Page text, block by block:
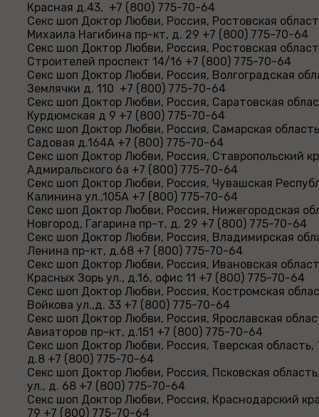
Красная д.43, +7 (800) 775-70-64
Секс шоп Доктор Любви, Россия, Ростовская
Михаила Нагибина пр-кт, д. 29 +7 (800) 775-70-64
Секс шоп Доктор Любви, Россия, Ростовская
Строителей проспект 14/16 +7 (800) 775-70-64
Секс шоп Доктор Любви, Россия, Волгоградская
Землячки д. 110 +7 (800) 775-70-64
Секс шоп Доктор Любви, Россия, Саратовская
Курдюмская д 9 +7 (800) 775-70-64
Секс шоп Доктор Любви, Россия, Самарская
Садовая д.164А +7 (800) 775-70-64
Секс шоп Доктор Любви, Россия, Ставропольский
Адмиральского 6а +7 (800) 775-70-64
Секс шоп Доктор Любви, Россия, Чувашская
Калинина ул.,105А +7 (800) 775-70-64
Секс шоп Доктор Любви, Россия, Нижегородская
Новгород, Гагарина пр-т, д. 29 +7 (800) 775-70-64
Секс шоп Доктор Любви, Россия, Владимирская
Ленина пр-кт, д.68 +7 (800) 775-70-64
Секс шоп Доктор Любви, Россия, Ивановская
Красных Зорь ул., д.16, офис 11 +7 (800) 775-70-64
Секс шоп Доктор Любви, Россия, Костромская
Войкова ул.,д. 33 +7 (800) 775-70-64
Секс шоп Доктор Любви, Россия, Ярославская
Авиаторов пр-кт, д.151 +7 (800) 775-70-64
Секс шоп Доктор Любви, Россия, Тверская область,
д.8 +7 (800) 775-70-64
Секс шоп Доктор Любви, Россия, Псковская
ул., д. 68 +7 (800) 775-70-64
Секс шоп Доктор Любви, Россия, Краснодарский
79 +7 (800) 775-70-64